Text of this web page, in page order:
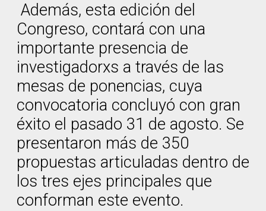
Además, esta edición del
Congreso, contará con una
importante presencia de
investigadorxs a través de las
mesas de ponencias, cuya
convocatoria concluyó con gran
éxito el pasado 31 de agosto. Se
presentaron más de 350
propuestas articuladas dentro de
los tres ejes principales que
conforman este evento.